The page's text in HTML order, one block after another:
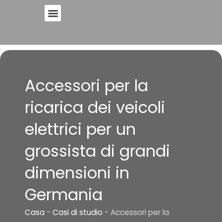
Accessori per la
ricarica dei veicoli
elettrici per un
grossista di grandi
dimensioni in
Germania
Casa - Casi di studio - Accessori per la